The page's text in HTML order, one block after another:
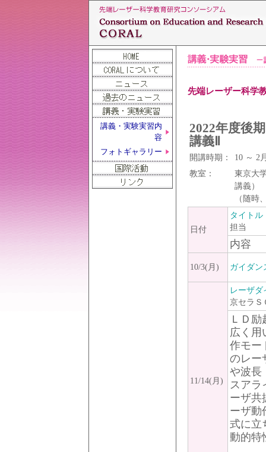
講義・実験実習内
容
フォトギャラリー
先端レーザー科学
2022年度後
講義Ⅱ
開講時期：
10 ～ 2
教室：
東京大
講義）
（随
日付
タイトル
担当
内容
10/3(月) ガイダン
11/14(月)
レーザ
京セラ
ＬＤ
広く用
作モー
のレー
や波長
スアラ
ーザ共
ーザ動
式に立
動的特